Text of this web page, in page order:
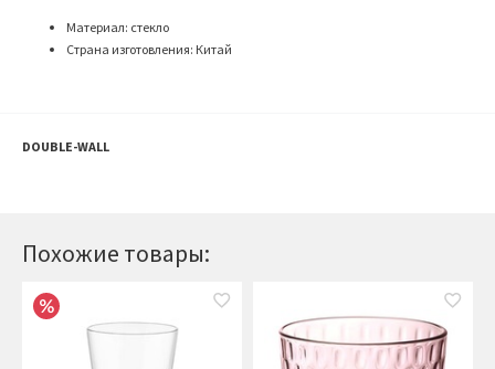
Похожие товары:
Материал: стекло
Страна изготовления: Китай
DOUBLE-WALL